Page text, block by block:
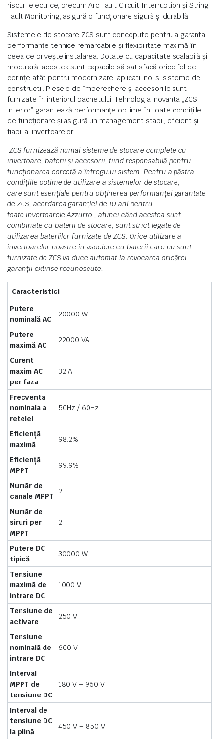
riscuri electrice, precum Arc Fault Circuit Interruption și String
Fault Monitoring, asigură o funcționare sigură și durabilă​
Sistemele de stocare ZCS sunt concepute pentru a garanta
performanțe tehnice remarcabile și flexibilitate maximă în
ceea ce privește instalarea. Dotate cu capacitate scalabilă și
modulară, acestea sunt capabile să satisfacă orice fel de
cerințe atât pentru modernizare, aplicatii noi si sisteme de
constructii. Piesele de împerechere și accesoriile sunt
furnizate în interiorul pachetului. Tehnologia inovanta „ZCS
interior” garantează performanțe optime în toate condițiile
de funcționare și asigură un management stabil, eficient și
fiabil al invertoarelor.
ZCS furnizează numai sisteme de stocare complete cu
invertoare, baterii și accesorii, fiind responsabilă pentru
funcționarea corectă a întregului sistem. Pentru a păstra
condițiile optime de utilizare a sistemelor de stocare,
care sunt esențiale pentru obținerea performanței garantate
de ZCS, acordarea garanției de 10 ani pentru
toate invertoarele Azzurro , atunci când acestea sunt
combinate cu baterii de stocare, sunt strict legate de
utilizarea bateriilor furnizate de ZCS. Orice utilizare a
invertoarelor noastre în asociere cu baterii care nu sunt
furnizate de ZCS va duce automat la revocarea oricărei
garanții extinse recunoscute.
Caracteristici
Putere
nominală AC
20000 W
Putere
maximă AC
22000 VA
Curent
maxim AC
per faza
32 A
Frecventa
nominala a
retelei
50Hz / 60Hz
Eficiență
maximă
98.2%
Eficiență
MPPT
99.9%
Număr de
canale MPPT
2
Număr de
siruri per
MPPT
2
Putere DC
tipică
30000 W
Tensiune
maximă de
intrare DC
1000 V
Tensiune de
activare
250 V
Tensiune
nominală de
intrare DC
600 V
Interval
MPPT de
tensiune DC
180 V – 960 V
Interval de
tensiune DC
la plină
450 V – 850 V